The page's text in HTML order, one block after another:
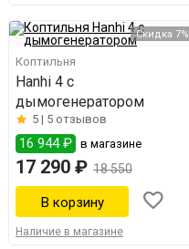
Скидка 7%
Коптильня
Hanhi 4 с
дымогенератором
5 | 5 отзывов
16 944 ₽ в магазине
17 290 ₽ 18 550
Наличие в магазине